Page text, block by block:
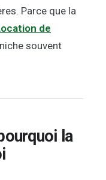
Parce que la
de
souvent
la